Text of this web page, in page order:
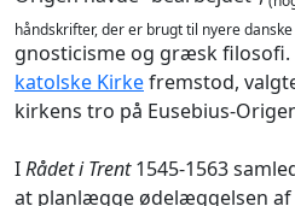
håndskrifter, der er brugt til nyere danske
gnosticisme og græsk filosofi.
katolske Kirkefremstod,
kirkens tro på Eusebius-
IRådet i Trent1545-1563
at planlægge ødelæggelsen